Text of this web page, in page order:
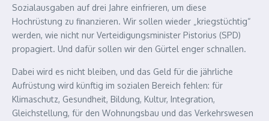
Sozialausgaben auf drei Jahre einfrieren, um diese
Hochrüstung zu finanzieren. Wir sollen wieder „kriegstüchtig“
werden, wie nicht nur Verteidigungsminister Pistorius (SPD)
propagiert. Und dafür sollen wir den Gürtel enger schnallen.
Dabei wird es nicht bleiben, und das Geld für die jährliche
Aufrüstung wird künftig im sozialen Bereich fehlen: für
Klimaschutz, Gesundheit, Bildung, Kultur, Integration,
Gleichstellung, für den Wohnungsbau und das Verkehrswesen